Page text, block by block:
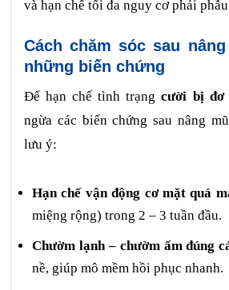
và hạn chế tối đa nguy cơ phải
Cách chăm sóc sau
những biến chứng
Để hạn chế tình trạngcười bị đơ
ngừa các biến chứng sau nâng
lưu ý:
Hạn chế vận động cơ mặt quá
miệng rộng) trong 2 – 3 tuần đầu.
Chườm lạnh – chườm ấm đúng
nề, giúp mô mềm hồi phục nhanh.